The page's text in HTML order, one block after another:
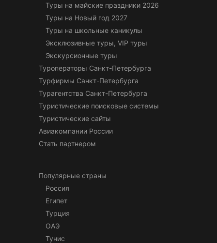
Туры на майские праздники 2026
Туры на Новый год 2027
Туры на школьные каникулы
Эксклюзивные туры, VIP туры
Экскурсионные туры
Туроператоры Санкт-Петербурга
Турфирмы Санкт-Петербурга
Турагентства Санкт-Петербурга
Туристические поисковые системы
Туристические сайты
Авиакомпании России
Стать партнером
Популярные страны
Россия
Египет
Турция
ОАЭ
Тунис